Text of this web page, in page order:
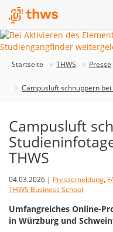
Startseite THWS Presse
Campusluft schnuppern
Campusluft
THWS
04.03.2026 | Pressemeldung,
THWS Business School
Umfangreiches Online-
in Würzburg und